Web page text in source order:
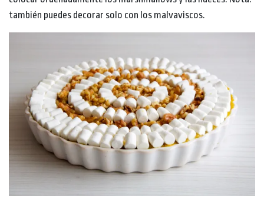
también puedes decorar solo con los malvaviscos.